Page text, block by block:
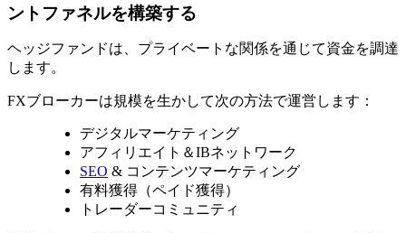
ントファネルを構築する
ヘッジファンドは、プライベートな関係を通じて資金を調達
します。
FXブローカーは規模を生かして次の方法で運営します：
デジタルマーケティング
アフィリエイト＆IBネットワーク
SEO & コンテンツマーケティング
有料獲得（ペイド獲得）
トレーダーコミュニティ